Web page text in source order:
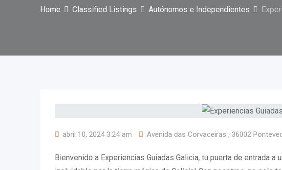
Home Classified Listings Autónomos e Independientes
abril 10, 2024 3:24 am Avenida das Corvaceiras , 36002
Bienvenido a Experiencias Guiadas Galicia, tu puerta de entrada a